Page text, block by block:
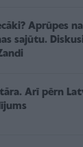
Aprūpes
sajūtu.
Arī pērn